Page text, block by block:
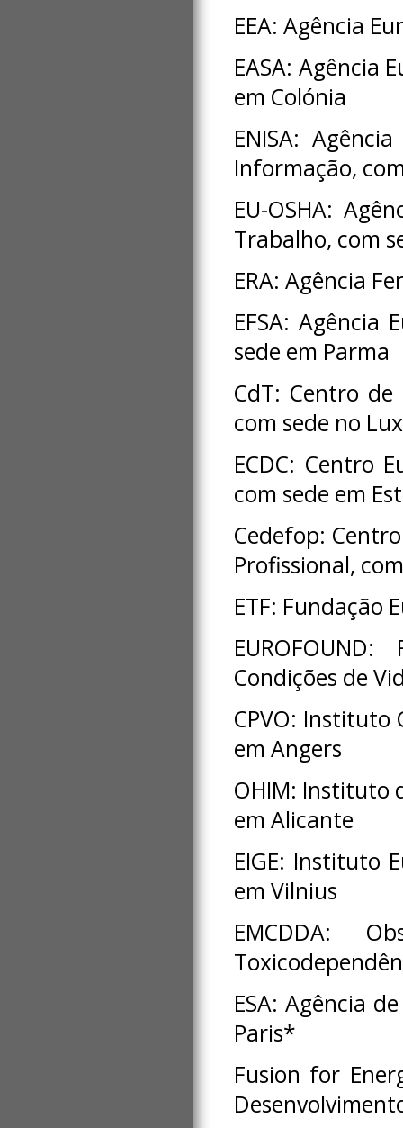
EEA: Agência
EASA: Agência
em Colónia
ENISA:
Informação,
EU-OSHA:
Trabalho, com
ERA: Agência
EFSA: Agência
sede em Parma
CdT: Centro
com sede no
ECDC: Centro
com sede em
Cedefop:
Profissional,
ETF: Fundação
Condições de
CPVO: Instituto
em Angers
OHIM: Instituto
em Alicante
EIGE: Instituto
em Vilnius
EMCDDA:
ESA: Agência
Paris*
Fusion for